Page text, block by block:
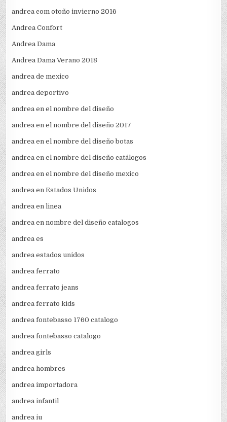
andrea com otoño invierno 2016
Andrea Confort
Andrea Dama
Andrea Dama Verano 2018
andrea de mexico
andrea deportivo
andrea en el nombre del diseño
andrea en el nombre del diseño 2017
andrea en el nombre del diseño botas
andrea en el nombre del diseño catálogos
andrea en el nombre del diseño mexico
andrea en Estados Unidos
andrea en linea
andrea en nombre del diseño catalogos
andrea es
andrea estados unidos
andrea ferrato
andrea ferrato jeans
andrea ferrato kids
andrea fontebasso 1760 catalogo
andrea fontebasso catalogo
andrea girls
andrea hombres
andrea importadora
andrea infantil
andrea iu